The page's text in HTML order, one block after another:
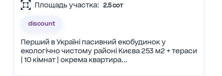
Площадь участка: 2.5 сот
discount
Перший в Україні пасивний екобудинок у
екологічно чистому районі Києва 253 м2 + тераси
| 10 кімнат | окрема квартира...